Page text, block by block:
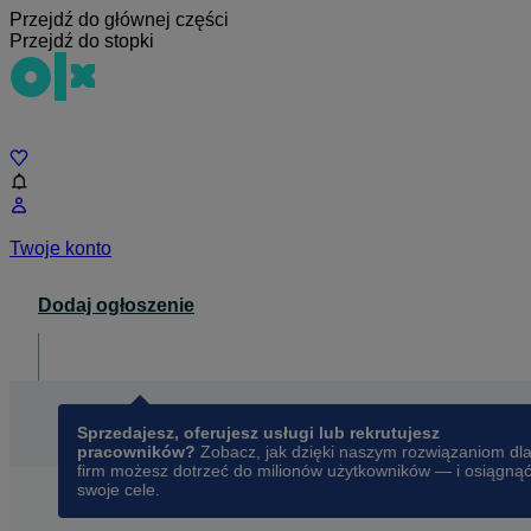
Przejdź do głównej części
Przejdź do stopki
Twoje konto
Dodaj ogłoszenie
Sprzedajesz, oferujesz usługi lub rekrutujesz
pracowników? Zobacz, jak dzięki naszym rozwiązaniom dla
firm możesz dotrzeć do milionów użytkowników — i osiągnąć
swoje cele.